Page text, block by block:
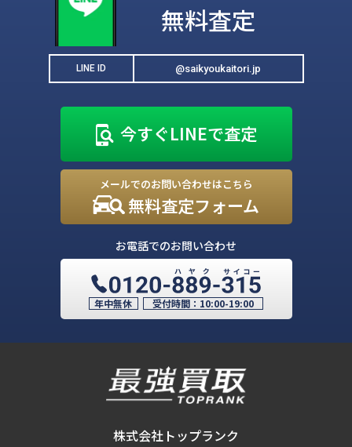
無料査定
LINE ID @saikyoukaitori.jp
今すぐLINEで査定
メールでのお問い合わせはこちら
無料査定フォーム
お電話でのお問い合わせ
年中無休 受付時間： 10:00-19:00
株式会社トップランク